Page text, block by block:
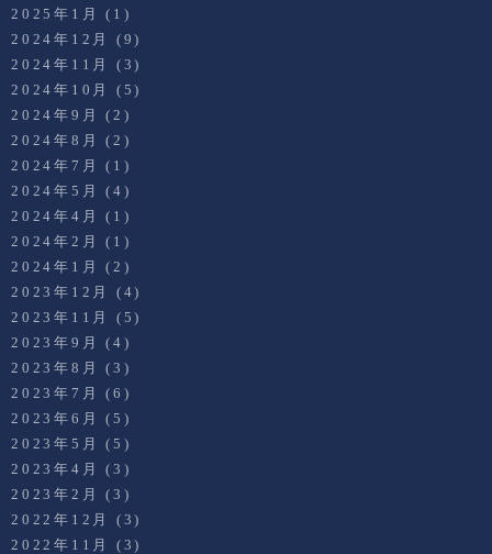
2025年1月
(1)
2024年12月
(9)
2024年11月
(3)
2024年10月
(5)
2024年9月
(2)
2024年8月
(2)
2024年7月
(1)
2024年5月
(4)
2024年4月
(1)
2024年2月
(1)
2024年1月
(2)
2023年12月
(4)
2023年11月
(5)
2023年9月
(4)
2023年8月
(3)
2023年7月
(6)
2023年6月
(5)
2023年5月
(5)
2023年4月
(3)
2023年2月
(3)
2022年12月
(3)
2022年11月
(3)